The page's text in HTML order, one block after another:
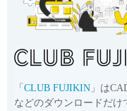
「 CLUB FUJIKIN 」は
などのダウンロードだ